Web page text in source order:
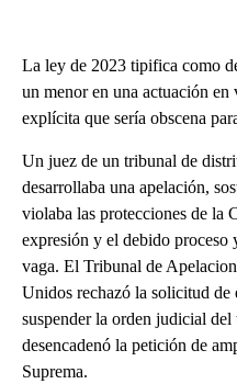
La ley de 2023 tipifica como
un menor en una actuación
explícita que sería obscena
Un juez de un tribunal de
desarrollaba una apelación,
violaba las protecciones de la
expresión y el debido proceso
vaga. El Tribunal de
Unidos rechazó la solicitud de
suspender la orden judicial
desencadenó la petición de
Suprema.